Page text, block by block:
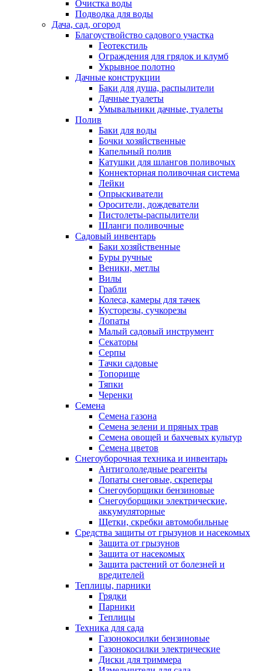
Очистка воды
Подводка для воды
Дача, сад, огород
Благоуствойство садового участка
Геотекстиль
Ограждения для грядок и клумб
Укрывное полотно
Дачные конструкции
Баки для душа, распылители
Дачные туалеты
Умывальники дачные, туалеты
Полив
Баки для воды
Бочки хозяйственные
Капельный полив
Катушки для шлангов поливочых
Коннекторная поливочная система
Лейки
Опрыскиватели
Оросители, дождеватели
Пистолеты-распылители
Шланги поливочные
Садовый инвентарь
Баки хозяйственные
Буры ручные
Веники, метлы
Вилы
Грабли
Колеса, камеры для тачек
Кусторезы, сучкорезы
Лопаты
Малый садовый инструмент
Секаторы
Серпы
Тачки садовые
Топорище
Тяпки
Черенки
Семена
Семена газона
Семена зелени и пряных трав
Семена овощей и бахчевых культур
Семена цветов
Снегоуборочная техника и инвентарь
Антигололедные реагенты
Лопаты снеговые, скреперы
Снегоуборщики бензиновые
Снегоуборщики электрические,
аккумуляторные
Щетки, скребки автомобильные
Средства защиты от грызунов и насекомых
Защита от грызунов
Защита от насекомых
Защита растений от болезней и
вредителей
Теплицы, парники
Грядки
Парники
Теплицы
Техника для сада
Газонокосилки бензиновые
Газонокосилки электрические
Диски для триммера